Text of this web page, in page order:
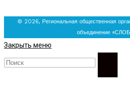
© 2026, Региональная общественная
объединение
Закрыть меню